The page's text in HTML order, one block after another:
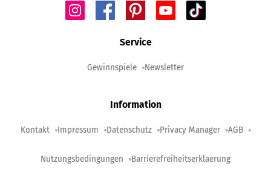
Service
Gewinnspiele Newsletter
Information
Kontakt Impressum Datenschutz Privacy Manager AGB
Nutzungsbedingungen Barrierefreiheitserklaerung